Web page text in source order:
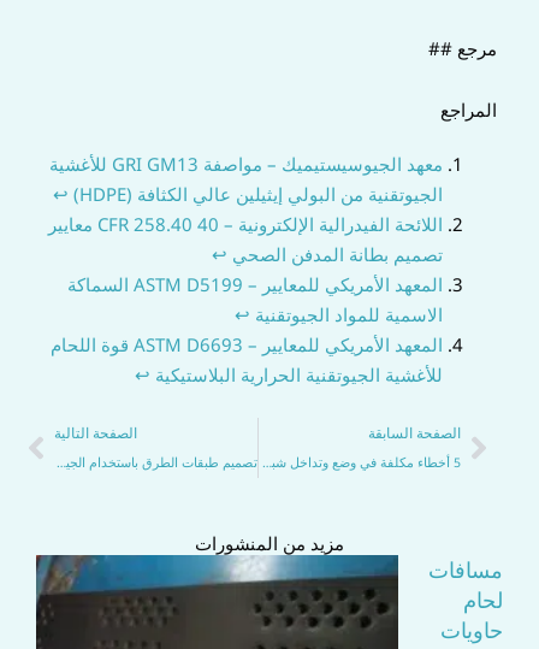
مرجع ##
المراجع
معهد الجيوسيستيميك – مواصفة GRI GM13 للأغشية
الجيوتقنية من البولي إيثيلين عالي الكثافة (HDPE)
↩
اللائحة الفيدرالية الإلكترونية – 40 CFR 258.40 معايير
تصميم بطانة المدفن الصحي ↩
المعهد الأمريكي للمعايير – ASTM D5199 السماكة
الاسمية للمواد الجيوتقنية ↩
المعهد الأمريكي للمعايير – ASTM D6693 قوة اللحام
للأغشية الجيوتقنية الحرارية البلاستيكية ↩
السابق
الصفحة السابقة
5 أخطاء مكلفة في وضع وتداخل شبكات التسليح للجدران الاستنادية يجب تجنبها
الصفحة التالية
تصميم طبقات الطرق باستخدام الجيوسيلي: التصميم، الفوائد، وفحوصات التركيب
مزيد من المنشورات
مسافات
لحام
حاويات